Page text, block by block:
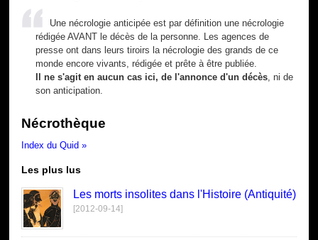
Une nécrologie anticipée est par définition une nécrologie
rédigée AVANT le décès de la personne. Les agences de
presse ont dans leurs tiroirs la nécrologie des grands de ce
monde encore vivants, rédigée et prête à être publiée.
Il ne s'agit en aucun cas ici, de l'annonce d'un décès , ni de
son anticipation.
Nécrothèque
Index du Quid »
Les plus lus
Les morts insolites dans l'Histoire (Antiquité)
[2012-09-14]